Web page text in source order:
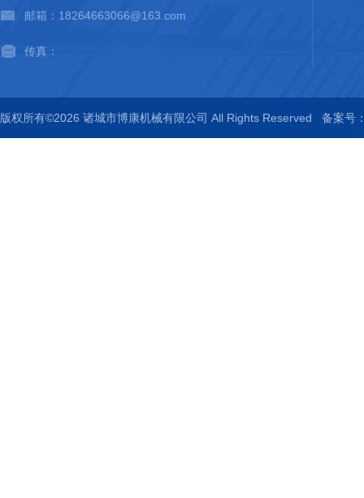
邮箱：18264663066@163.com
传真：
版权所有©2026 诸城市博康机械有限公司 All Rights Reserved 备案号